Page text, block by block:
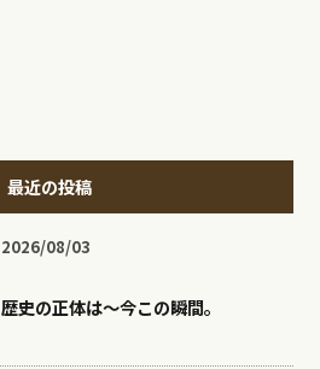
最近の投稿
2026/08/03
歴史の正体は〜今この瞬間。